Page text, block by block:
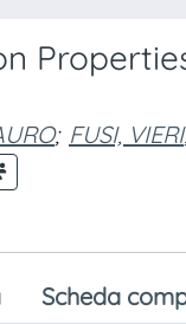
; FUSI, VIERI
Scheda